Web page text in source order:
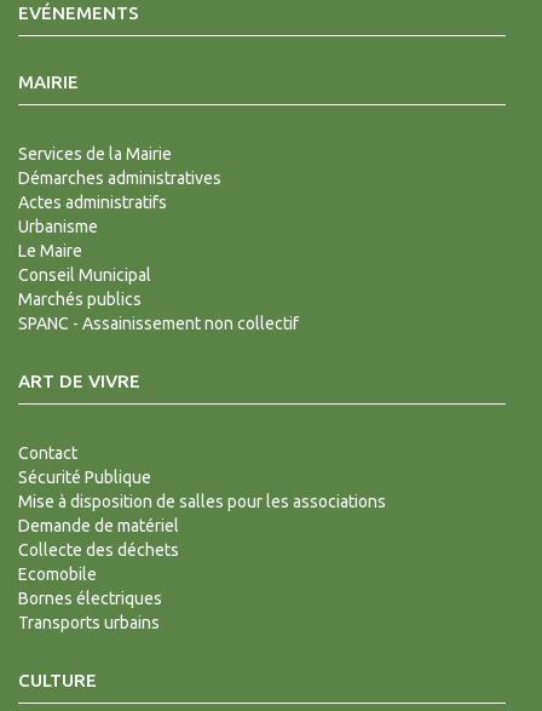
EVÉNEMENTS
MAIRIE
Services de la Mairie
Démarches administratives
Actes administratifs
Urbanisme
Le Maire
Conseil Municipal
Marchés publics
SPANC - Assainissement non collectif
ART DE VIVRE
Contact
Sécurité Publique
Mise à disposition de salles pour les associations
Demande de matériel
Collecte des déchets
Ecomobile
Bornes électriques
Transports urbains
CULTURE